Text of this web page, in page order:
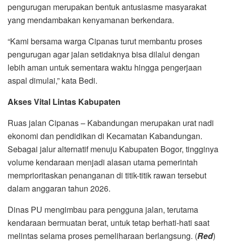
pengurugan merupakan bentuk antusiasme masyarakat
yang mendambakan kenyamanan berkendara.
“Kami bersama warga Cipanas turut membantu proses
pengurugan agar jalan setidaknya bisa dilalui dengan
lebih aman untuk sementara waktu hingga pengerjaan
aspal dimulai,” kata Bedi.
Akses Vital Lintas Kabupaten
Ruas jalan Cipanas – Kabandungan merupakan urat nadi
ekonomi dan pendidikan di Kecamatan Kabandungan.
Sebagai jalur alternatif menuju Kabupaten Bogor, tingginya
volume kendaraan menjadi alasan utama pemerintah
memprioritaskan penanganan di titik-titik rawan tersebut
dalam anggaran tahun 2026.
Dinas PU mengimbau para pengguna jalan, terutama
kendaraan bermuatan berat, untuk tetap berhati-hati saat
melintas selama proses pemeliharaan berlangsung. (Red)